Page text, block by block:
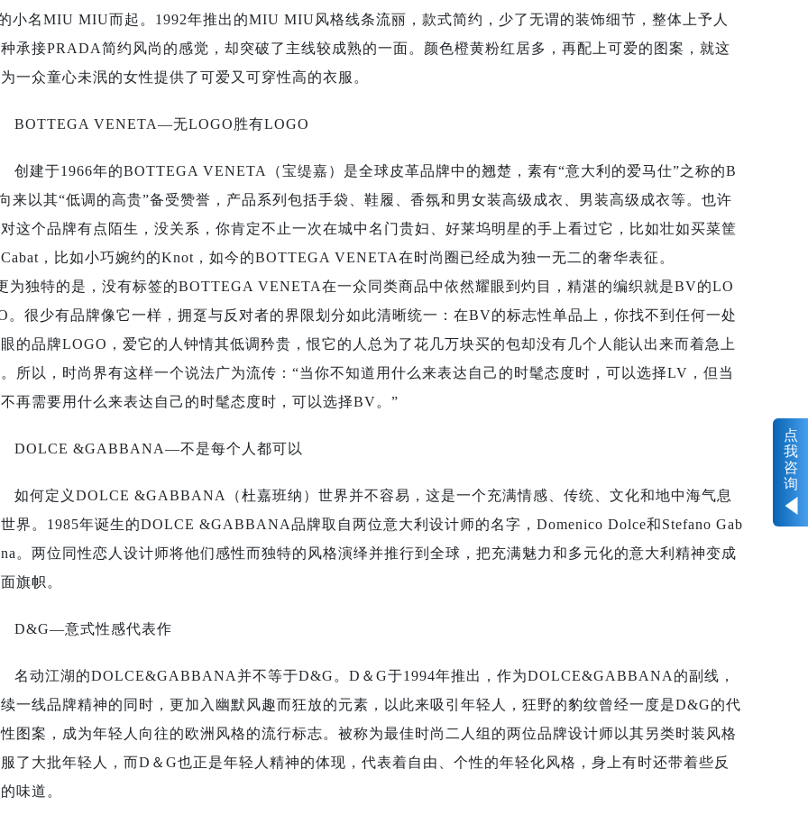
小名MIU MIU而起。1992年推出的MIU MIU风格线条流丽，款式简约，少了无谓的装饰细节，整体上予人
承接PRADA简约风尚的感觉，却突破了主线较成熟的一面。颜色橙黄粉红居多，再配上可爱的图案，就这
一众童心未泯的女性提供了可爱又可穿性高的衣服。
BOTTEGA VENETA—无LOGO胜有LOGO
创建于1966年的BOTTEGA VENETA（宝缇嘉）是全球皮革品牌中的翘楚，素有“意大利的爱马仕”之称的B
来以其“低调的高贵”备受赞誉，产品系列包括手袋、鞋履、香氛和男女装高级成衣、男装高级成衣等。也许
这个品牌有点陌生，没关系，你肯定不止一次在城中名门贵妇、好莱坞明星的手上看过它，比如壮如买菜筐
，比如小巧婉约的Knot，如今的BOTTEGA VENETA在时尚圈已经成为独一无二的奢华表征。
独特的是，没有标签的BOTTEGA VENETA在一众同类商品中依然耀眼到灼目，精湛的编织就是BV的LO
。很少有品牌像它一样，拥趸与反对者的界限划分如此清晰统一：在BV的标志性单品上，你找不到任何一处
的品牌LOGO，爱它的人钟情其低调矜贵，恨它的人总为了花几万块买的包却没有几个人能认出来而着急上
所以，时尚界有这样一个说法广为流传：“当你不知道用什么来表达自己的时髦态度时，可以选择LV，但当
再需要用什么来表达自己的时髦态度时，可以选择BV。”
DOLCE &GABBANA—不是每个人都可以
如何定义DOLCE &GABBANA（杜嘉班纳）世界并不容易，这是一个充满情感、传统、文化和地中海气息
界。1985年诞生的DOLCE &GABBANA品牌取自两位意大利设计师的名字，Domenico Dolce和Stefano Gab
。两位同性恋人设计师将他们感性而独特的风格演绎并推行到全球，把充满魅力和多元化的意大利精神变成
旗帜。
D&G—意式性感代表作
名动江湖的DOLCE&GABBANA并不等于D&G。D＆G于1994年推出，作为DOLCE&GABBANA的副线，
一线品牌精神的同时，更加入幽默风趣而狂放的元素，以此来吸引年轻人，狂野的豹纹曾经一度是D&G的代
图案，成为年轻人向往的欧洲风格的流行标志。被称为最佳时尚二人组的两位品牌设计师以其另类时装风格
了大批年轻人，而D＆G也正是年轻人精神的体现，代表着自由、个性的年轻化风格，身上有时还带着些反
味道。
点
我
咨
询